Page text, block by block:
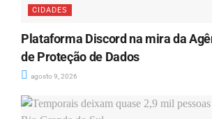
CIDADES
Plataforma Discord na mira da
de Proteção de Dados
agosto 9, 2026